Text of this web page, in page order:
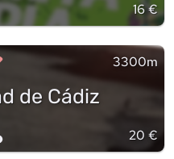
16 €
3300m
de Cádiz
20 €